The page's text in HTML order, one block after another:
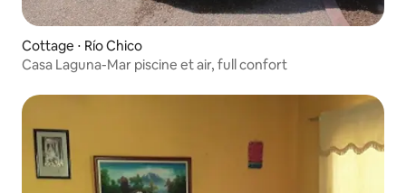
Cottage ⋅ Río Chico
Casa Laguna-Mar piscine et air, full confort